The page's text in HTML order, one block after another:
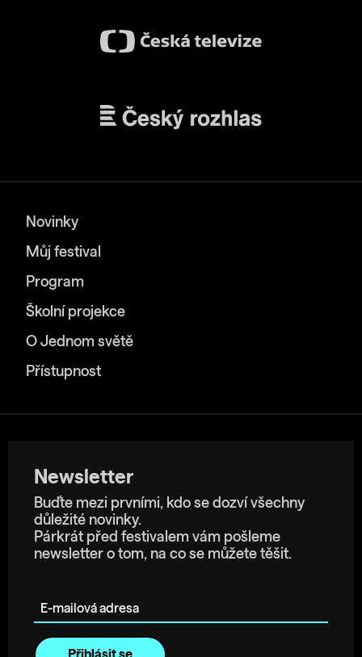
Novinky
Můj festival
Program
Školní projekce
O Jednom světě
Přístupnost
Newsletter
Buďte mezi prvními, kdo se dozví všechny
důležité novinky.
Párkrát před festivalem vám pošleme
newsletter o tom, na co se můžete těšit.